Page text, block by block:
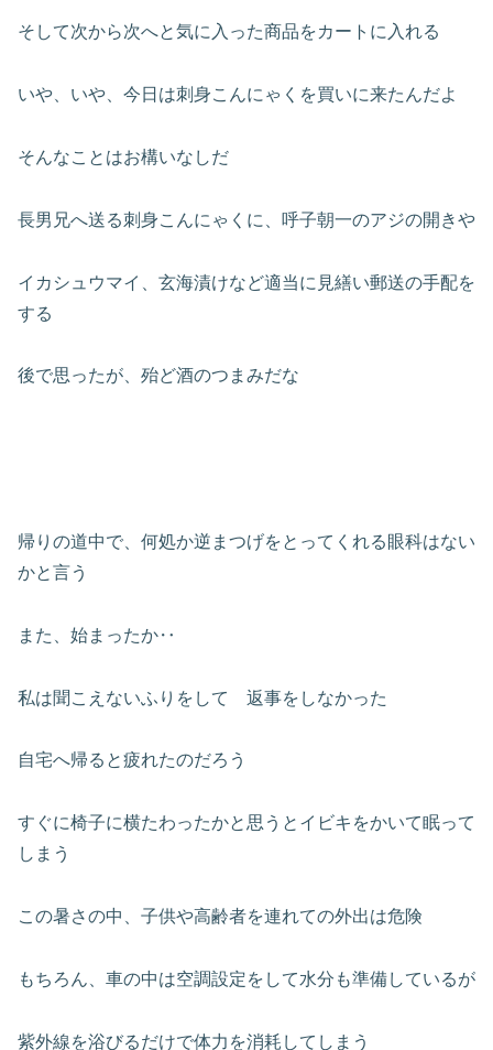
そして次から次へと気に入った商品をカートに入れる
いや、いや、今日は刺身こんにゃくを買いに来たんだよ
そんなことはお構いなしだ
長男兄へ送る刺身こんにゃくに、呼子朝一のアジの開きや
イカシュウマイ、玄海漬けなど適当に見繕い郵送の手配を
する
後で思ったが、殆ど酒のつまみだな
帰りの道中で、何処か逆まつげをとってくれる眼科はない
かと言う
また、始まったか‥
私は聞こえないふりをして 返事をしなかった
自宅へ帰ると疲れたのだろう
すぐに椅子に横たわったかと思うとイビキをかいて眠って
しまう
この暑さの中、子供や高齢者を連れての外出は危険
もちろん、車の中は空調設定をして水分も準備しているが
紫外線を浴びるだけで体力を消耗してしまう